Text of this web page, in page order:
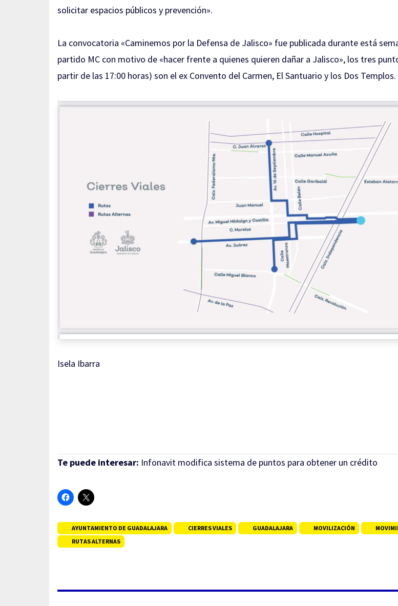
solicitar espacios públicos y prevención».
La convocatoria «Caminemos por la Defensa de Jalisco» fue publicada durante está
partido MC con motivo de «hacer frente a quienes quieren dañar a Jalisco», los tres
partir de las 17:00 horas) son el ex Convento del Carmen, El Santuario y los Dos Templos.
Isela Ibarra
Te puede interesar: Infonavit modifica sistema de puntos para obtener un crédito
AYUNTAMIENTO DE GUADALAJARA CIERRES VIALES GUADALAJARA MOVILIZACIÓN
RUTAS ALTERNAS